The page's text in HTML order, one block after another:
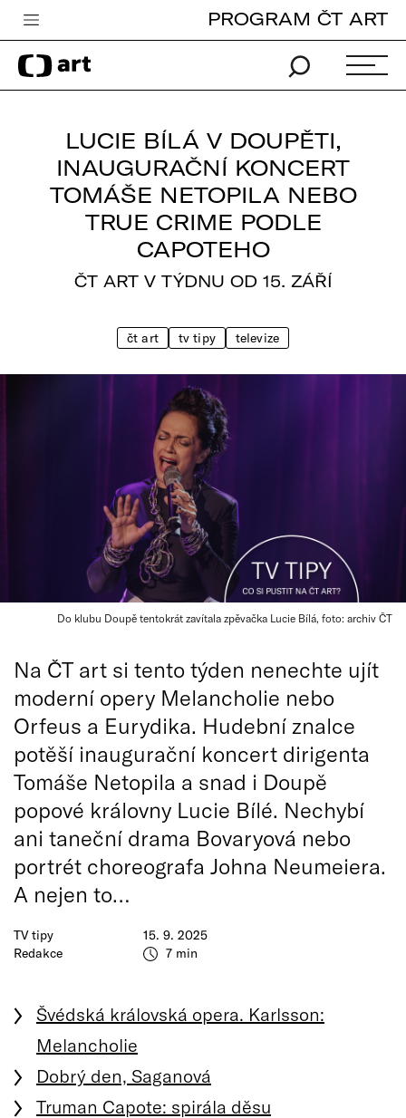
Česká televize
Zpravodajství
iVysílání
TV program
PROGRAM ČT ART
LUCIE BÍLÁ V DOUPĚTI,
INAUGURAČNÍ KONCERT
TOMÁŠE NETOPILA NEBO
TRUE CRIME PODLE
CAPOTEHO
ČT ART V TÝDNU OD 15. ZÁŘÍ
čt art tv tipy televize
Do klubu Doupě tentokrát zavítala zpěvačka Lucie Bílá, foto: archiv ČT
TV tipy
Redakce
15. 9. 2025
7 min
Na ČT art si tento týden nenechte ujít
moderní opery Melancholie nebo
Orfeus a Eurydika. Hudební znalce
potěší inaugurační koncert dirigenta
Tomáše Netopila a snad i Doupě
popové královny Lucie Bílé. Nechybí
ani taneční drama Bovaryová nebo
portrét choreografa Johna Neumeiera.
A nejen to…
Švédská královská opera. Karlsson:
Melancholie
Dobrý den, Saganová
Truman Capote: spirála děsu